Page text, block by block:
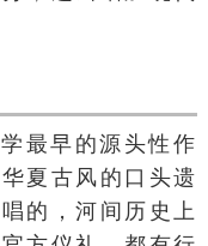
最早的源头性作
夏古风的口头遗
的，河间历史上